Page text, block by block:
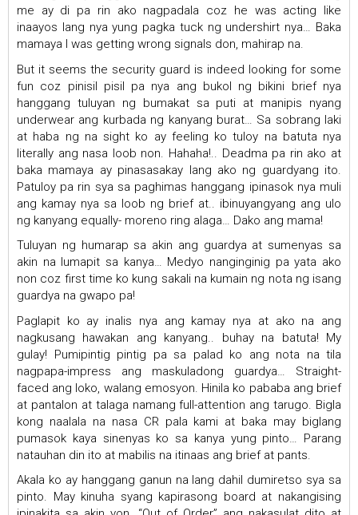
me ay di pa rin ako nagpadala coz he was acting like
inaayos lang nya yung pagka tuck ng undershirt nya… Baka
mamaya I was getting wrong signals don, mahirap na.
But it seems the security guard is indeed looking for some
fun coz pinisil pisil pa nya ang bukol ng bikini brief nya
hanggang tuluyan ng bumakat sa puti at manipis nyang
underwear ang kurbada ng kanyang burat… Sa sobrang laki
at haba ng na sight ko ay feeling ko tuloy na batuta nya
literally ang nasa loob non. Hahaha!.. Deadma pa rin ako at
baka mamaya ay pinasasakay lang ako ng guardyang ito.
Patuloy pa rin sya sa paghimas hanggang ipinasok nya muli
ang kamay nya sa loob ng brief at.. ibinuyangyang ang ulo
ng kanyang equally- moreno ring alaga… Dako ang mama!
Tuluyan ng humarap sa akin ang guardya at sumenyas sa
akin na lumapit sa kanya… Medyo nanginginig pa yata ako
non coz first time ko kung sakali na kumain ng nota ng isang
guardya na gwapo pa!
Paglapit ko ay inalis nya ang kamay nya at ako na ang
nagkusang hawakan ang kanyang.. buhay na batuta! My
gulay! Pumipintig pintig pa sa palad ko ang nota na tila
nagpapa-impress ang maskuladong guardya… Straight-
faced ang loko, walang emosyon. Hinila ko pababa ang brief
at pantalon at talaga namang full-attention ang tarugo. Bigla
kong naalala na nasa CR pala kami at baka may biglang
pumasok kaya sinenyas ko sa kanya yung pinto… Parang
natauhan din ito at mabilis na itinaas ang brief at pants.
Akala ko ay hanggang ganun na lang dahil dumiretso sya sa
pinto. May kinuha syang kapirasong board at nakangising